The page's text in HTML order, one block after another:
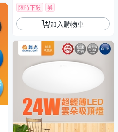
限時下殺 券
加入購物車